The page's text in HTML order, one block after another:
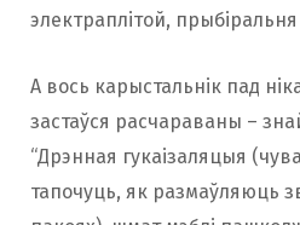
электраплітой, прыбіральня
А вось карыстальнік пад
застаўся расчараваны –
“Дрэнная гукаізаляцыя
тапочуць, як размаўляюць